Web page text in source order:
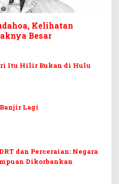
Kelihatan
Besar
Itu Hilir Bukan di Hulu
Lagi
dan Perceraian: Negara
Dikorbankan